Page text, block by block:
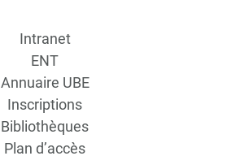
Intranet
ENT
Annuaire UBE
Inscriptions
Bibliothèques
Plan d’accès